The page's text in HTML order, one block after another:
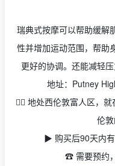
瑞典式按摩可以帮助缓解
性并增加运动范围，帮助
更好的协调。还能减轻
地址：Putney
👉🏻 地处西伦敦富人区，
伦敦
▶️ 购买后90天内
☎️ 需要预约